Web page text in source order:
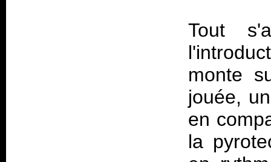
Tout
monte
jouée,
en
la